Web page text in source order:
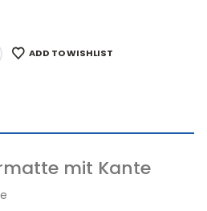
ADD TO WISHLIST
mit Kante